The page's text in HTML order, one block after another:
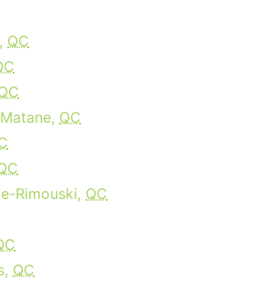
QC
QC
Rimouski, QC
QC